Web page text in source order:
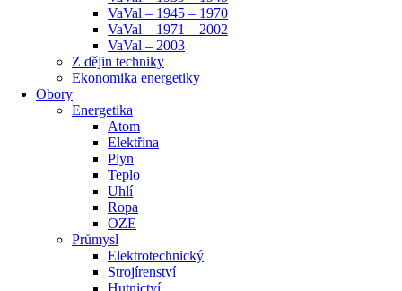
VaVal – 1945 – 1970
VaVal – 1971 – 2002
VaVal – 2003
Z dějin techniky
Ekonomika energetiky
Obory
Energetika
Atom
Elektřina
Plyn
Teplo
Uhlí
Ropa
OZE
Průmysl
Elektrotechnický
Strojírenství
Hutnictví